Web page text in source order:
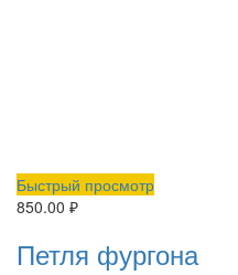
Быстрый просмотр
850.00 ₽
Петля фургона